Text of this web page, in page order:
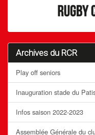
Archives du RCR
Play off seniors
Inauguration stade du
Infos saison 2022-2023
Assemblée Générale du